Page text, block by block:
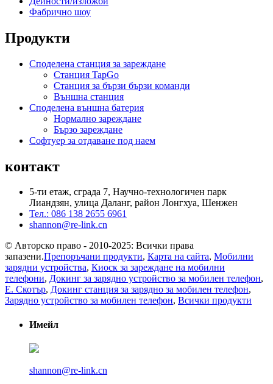
Фабрично шоу
Продукти
Споделена станция за зареждане
Станция TapGo
Станция за бързи бързи команди
Външна станция
Споделена външна батерия
Нормално зареждане
Бързо зареждане
Софтуер за отдаване под наем
контакт
5-ти етаж, сграда 7, Научно-технологичен парк
Лиандзян, улица Даланг, район Лонгхуа, Шенжен
Тел.: 086 138 2655 6961
shannon@re-link.cn
© Авторско право - 2010-2025: Всички права
запазени.Препоръчани продукти, Карта на сайта, Мобилни
зарядни устройства, Киоск за зареждане на мобилни
телефони, Докинг за зарядно устройство за мобилен телефон,
Е. Скотър, Докинг станция за зарядно за мобилен телефон,
Зарядно устройство за мобилен телефон, Всички продукти
Имейл
shannon@re-link.cn